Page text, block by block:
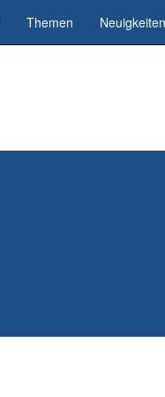
Themen Neuigkeiten